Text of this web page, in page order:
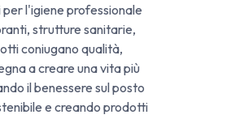
l'igiene professionale
strutture sanitarie,
coniugano qualità,
a creare una vita più
il benessere sul posto
e creando prodotti